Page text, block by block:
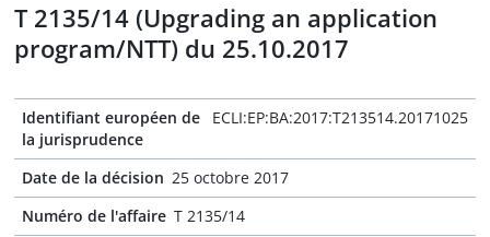
T 2135/14 (Upgrading an application
program/NTT) du 25.10.2017
Identifiant européen de
la jurisprudence
ECLI:EP:BA:2017:T213514.20171025
Date de la décision 25 octobre 2017
Numéro de l'affaire T 2135/14